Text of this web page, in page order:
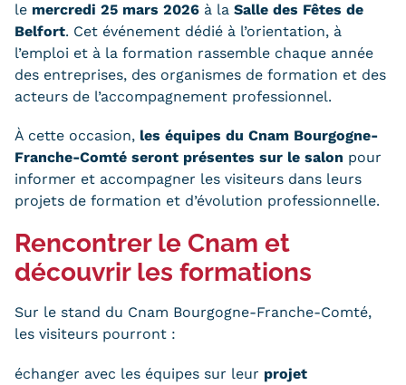
Formation en présentiel
Alternance
Enseignement à distance
Validation des Acquis de
l'Expérience (VAE)
supérieures (VES)
professionnels et personnels
(VAPP)
le mercredi 25 mars 2026 à la Salle des Fêtes de
Belfort. Cet événement dédié à l’orientation, à
l’emploi et à la formation rassemble chaque année
des entreprises, des organismes de formation et des
acteurs de l’accompagnement professionnel.
À cette occasion, les équipes du Cnam Bourgogne-
Franche-Comté seront présentes sur le salon pour
informer et accompagner les visiteurs dans leurs
projets de formation et d’évolution professionnelle.
Rencontrer le Cnam et
découvrir les formations
Sur le stand du Cnam Bourgogne-Franche-Comté,
les visiteurs pourront :
échanger avec les équipes sur leur projet